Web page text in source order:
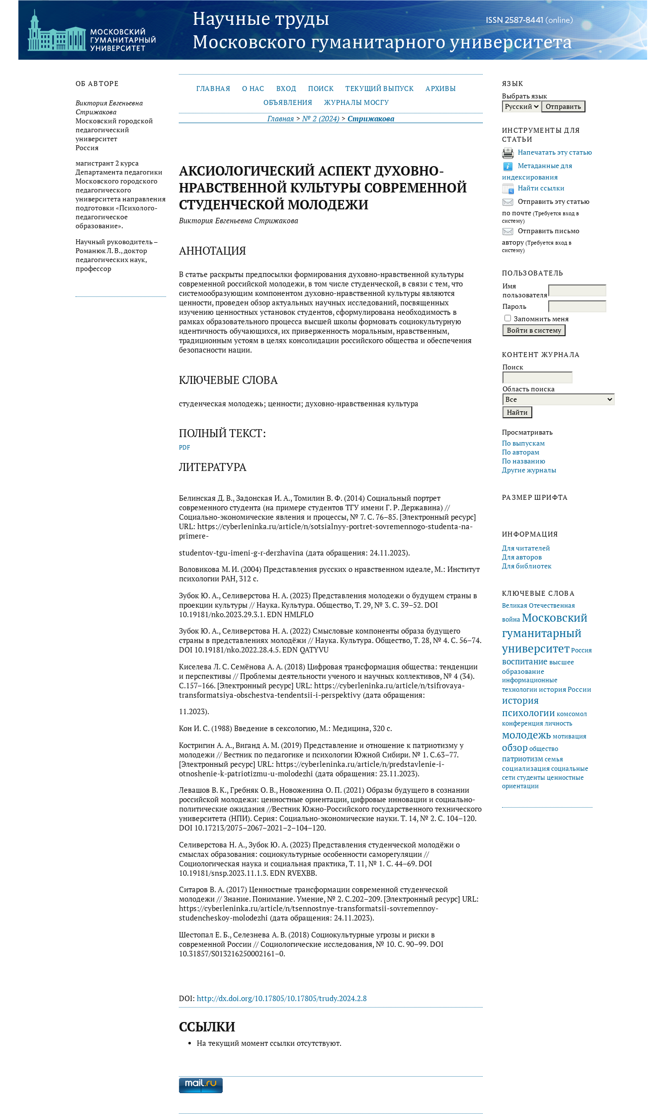
ОБ АВТОРЕ
Виктория Евгеньевна
Стрижакова
Московский городской
педагогический
университет
Россия
магистрант 2 курса
Департамента педагогики
Московского городского
педагогического
университета направления
подготовки «Психолого-
педагогическое
образование».
Научный руководитель –
Романюк Л. В., доктор
педагогических наук,
профессор
ЯЗЫК
Выбрать язык
ИНСТРУМЕНТЫ ДЛЯ
СТАТЬИ
Напечатать эту статью
Метаданные для
индексирования
Найти ссылки
Отправить эту статью
по почте (Требуется вход в
систему)
Отправить письмо
автору (Требуется вход в
систему)
ПОЛЬЗОВАТЕЛЬ
Имя
пользователя
Пароль
Запомнить меня
КОНТЕНТ ЖУРНАЛА
Поиск
Область поиска
Просматривать
По выпускам
По авторам
По названию
Другие журналы
РАЗМЕР ШРИФТА
ИНФОРМАЦИЯ
Для читателей
Для авторов
Для библиотек
КЛЮЧЕВЫЕ СЛОВА
Великая Отечественная
войнаМосковский
гуманитарный
университетРоссия
воспитание высшее
образование
информационные
технологииистория России
история
психологии комсомол
конференцияличность
молодежь мотивация
обзор общество
патриотизмсемья
социализациясоциальные
сетистуденты ценностные
ориентации
ГЛАВНАЯ О НАС ВХОД ПОИСК ТЕКУЩИЙ ВЫПУСК
АРХИВЫ
ОБЪЯВЛЕНИЯ
ЖУРНАЛЫ МОСГУ
Главная >№ 2 (2024) > Стрижакова
АКСИОЛОГИЧЕСКИЙ АСПЕКТ ДУХОВНО-
НРАВСТВЕННОЙ КУЛЬТУРЫ СОВРЕМЕННОЙ
СТУДЕНЧЕСКОЙ МОЛОДЕЖИ
Виктория Евгеньевна Стрижакова
АННОТАЦИЯ
В статье раскрыты предпосылки формирования духовно-нравственной культуры
современной российской молодежи, в том числе студенческой, в связи с тем, что
системообразующим компонентом духовно-нравственной культуры являются
ценности, проведен обзор актуальных научных исследований, посвященных
изучению ценностных установок студентов, сформулирована необходимость в
рамках образовательного процесса высшей школы формовать социокультурную
идентичность обучающихся, их приверженность моральным, нравственным,
традиционным устоям в целях консолидации российского общества и обеспечения
безопасности нации.
КЛЮЧЕВЫЕ СЛОВА
студенческая молодежь; ценности; духовно-нравственная культура
ПОЛНЫЙ ТЕКСТ:
PDF
ЛИТЕРАТУРА
Белинская Д. В., Задонская И. А., Томилин В. Ф. (2014) Социальный портрет
современного студента (на примере студентов ТГУ имени Г. Р. Державина) //
Социально-экономические явления и процессы, № 7. С. 76–85. [Электронный ресурс]
URL: https://cyberleninka.ru/article/n/sotsialnyy-portret-sovremennogo-studenta-na-
primere-
studentov-tgu-imeni-g-r-derzhavina (дата обращения: 24.11.2023).
Воловикова М. И. (2004) Представления русских о нравственном идеале, М.: Институт
психологии РАН, 312 с.
Зубок Ю. А., Селиверстова Н. А. (2023) Представления молодежи о будущем страны в
проекции культуры // Наука. Культура. Общество, Т. 29, № 3. С. 39–52. DOI
10.19181/nko.2023.29.3.1. EDN HMLFLO
Зубок Ю. А., Селиверстова Н. А. (2022) Смысловые компоненты образа будущего
страны в представлениях молодёжи // Наука. Культура. Общество, Т. 28, № 4. С. 56–74.
DOI 10.19181/nko.2022.28.4.5. EDN QATYVU
Киселева Л. С. Семёнова А. А. (2018) Цифровая трансформация общества: тенденции
и перспективы // Проблемы деятельности ученого и научных коллективов, № 4 (34).
С.157–166. [Электронный ресурс] URL: https://cyberleninka.ru/article/n/tsifrovaya-
transformatsiya-obschestva-tendentsii-i-perspektivy (дата обращения:
11.2023).
Кон И. С. (1988) Введение в сексологию, М.: Медицина, 320 с.
Костригин А. А., Виганд А. М. (2019) Представление и отношение к патриотизму у
молодежи // Вестник по педагогике и психологии Южной Сибири. № 1. С.63–77.
[Электронный ресурс] URL: https://cyberleninka.ru/article/n/predstavlenie-i-
otnoshenie-k-patriotizmu-u-molodezhi (дата обращения: 23.11.2023).
Левашов В. К., Гребняк О. В., Новоженина О. П. (2021) Образы будущего в сознании
российской молодежи: ценностные ориентации, цифровые инновации и социально-
политические ожидания //Вестник Южно-Российского государственного технического
университета (НПИ). Серия: Социально-экономические науки. Т. 14, № 2. С. 104–120.
DOI 10.17213/2075–2067–2021–2–104–120.
Селиверстова Н. А., Зубок Ю. А. (2023) Представления студенческой молодёжи о
смыслах образования: социокультурные особенности саморегуляции //
Социологическая наука и социальная практика, Т. 11, № 1. С. 44–69. DOI
10.19181/snsp.2023.11.1.3. EDN RVEXBB.
Ситаров В. А. (2017) Ценностные трансформации современной студенческой
молодежи // Знание. Понимание. Умение, № 2. С.202–209. [Электронный ресурс] URL:
https://cyberleninka.ru/article/n/tsennostnye-transformatsii-sovremennoy-
studencheskoy-molodezhi (дата обращения: 24.11.2023).
Шестопал Е. Б., Селезнева А. В. (2018) Социокультурные угрозы и риски в
современной России // Социологические исследования, № 10. С. 90–99. DOI
10.31857/S013216250002161–0.
DOI: http://dx.doi.org/10.17805/10.17805/trudy.2024.2.8
ССЫЛКИ
На текущий момент ссылки отсутствуют.